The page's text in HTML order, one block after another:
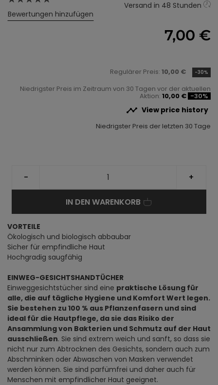
Bewertungen hinzufügen
Versand in 48 Stunden
7,00 €
Regulärer Preis: 10,00 € -30%
Niedrigster Preis im Zeitraum von 30 Tagen vor der aktuellen
Aktion: 10,00 € -30%
 View price history
Niedrigster Preis der letzten 30 Tage
- +
IN DEN WARENKORB
VORTEILE
Ökologisch und biologisch abbaubar
Sicher für empfindliche Haut
Hochgradig saugfähig
EINWEG-GESICHTSHANDTÜCHER
Einweggesichtstücher sind eine praktische Lösung für
alle, die auf tägliche Hygiene und Komfort Wert legen.
Sie bestehen zu 100 % aus Pflanzenfasern und sind
ideal für die Hautpflege, da sie das Risiko der
Ansammlung von Bakterien und Schmutz auf der Haut
ausschließen. Sie sind extrem weich und sanft, so dass sie
nicht nur zum Abtrocknen des Gesichts, sondern auch zum
Abschminken oder Abwaschen von Masken verwendet
werden können. Sie sind parfümfrei und daher auch für
Menschen mit empfindlicher Haut geeignet.